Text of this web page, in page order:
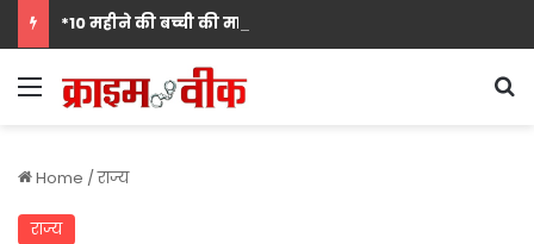
Menu
Home /राज्य
राज्य